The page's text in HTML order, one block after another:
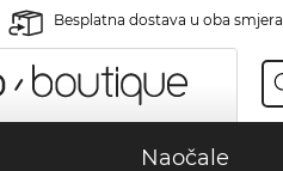
Besplatna dostava u oba smjera
Naočale